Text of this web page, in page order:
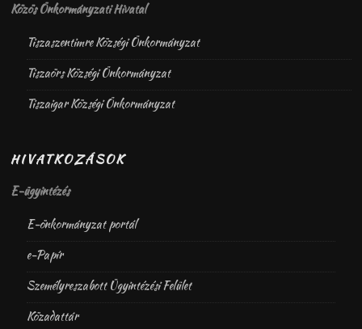
Közös Önkormányzati Hivatal
Tiszaszentimre Községi Önkormányzat
Tiszaörs Községi Önkormányzat
Tiszaigar Községi Önkormányzat
HIVATKOZÁSOK
E-ügyintézés
E-önkormányzat portál
e-Papír
Személyreszabott Ügyintézési Felület
Közadattár